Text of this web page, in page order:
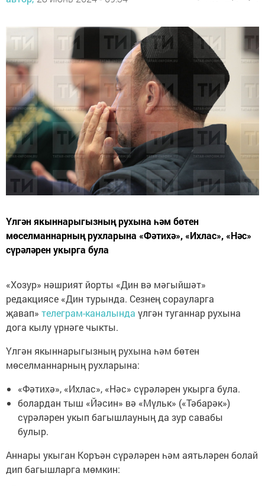
Үлгән якыннарыгызның рухына һәм бөтен
мөселманнарның рухларына «Фәтихә», «Ихлас», «Нәс»
сүрәләрен укырга була
«Хозур» нәшрият йорты «Дин вә мәгыйшәт»
редакциясе «Дин турында. Сезнең сорауларга
җавап» телеграм-каналында үлгән туганнар рухына
дога кылу үрнәге чыкты.
Үлгән якыннарыгызның рухына һәм бөтен
мөселманнарның рухларына:
«Фәтихә», «Ихлас», «Нәс» сүрәләрен укырга була.
болардан тыш «Йәсин» вә «Мүльк» («Тәбарәк»)
сүрәләрен укып багышлауның да зур савабы
булыр.
Аннары укыган Коръән сүрәләрен һәм аятьләрен болай
дип багышларга мөмкин: